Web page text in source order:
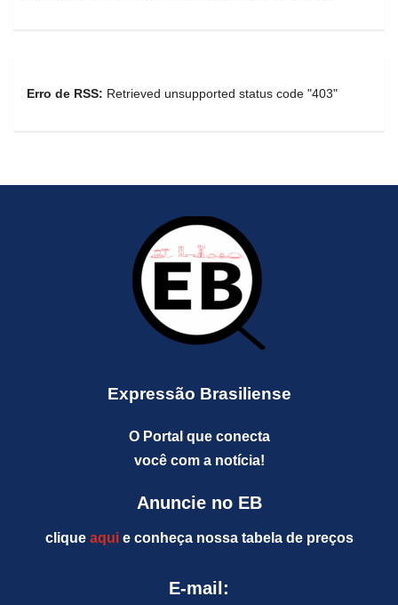
Erro de RSS: Retrieved unsupported status code "403"
Expressão Brasiliense
O Portal que conecta
você com a notícia!
Anuncie no EB
clique aquie conheça nossa tabela de preços
E-mail: